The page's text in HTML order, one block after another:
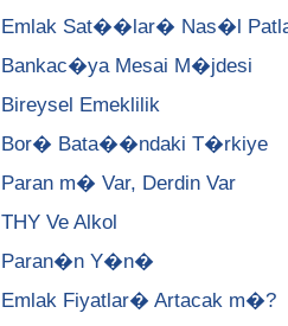
Emlak Sat��lar� Nas�l
Bankac�ya Mesai M�jdesi
Bireysel Emeklilik
Bor� Bata��ndaki T�rkiye
Paran m� Var, Derdin Var
THY Ve Alkol
Paran�n Y�n�
Emlak Fiyatlar� Artacak m�?